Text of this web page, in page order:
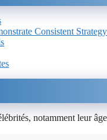
Consistent
notamment leur